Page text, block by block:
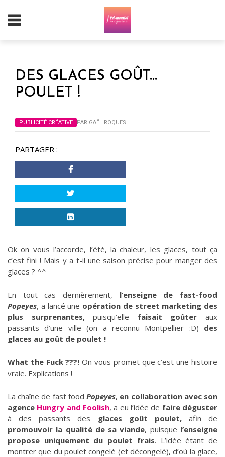
DES GLACES GOÛT…
POULET !
PUBLICITÉ CRÉATIVE PAR GAËL ROQUES
PARTAGER :
Ok on vous l’accorde, l’été, la chaleur, les glaces, tout ça
c’est fini ! Mais y a t-il une saison précise pour manger des
glaces ? ^^
En tout cas dernièrement, l’enseigne de fast-food
Popeyes, a lancé une opération de street marketing des
plus surprenantes,puisqu’elle faisait goûter aux
passants d’une ville (on a reconnu Montpellier :D) des
glaces au goût de poulet !
What the Fuck ???!On vous promet que c’est une histoire
vraie. Explications !
La chaîne de fast foodPopeyes, en collaboration avec son
agence Hungry and Foolish, a eu l’idée de faire déguster
à des passants des glaces goût poulet,afin de
promouvoir la qualité de sa viande, puisque l’enseigne
propose uniquement du poulet frais. L’idée étant de
montrer que du poulet congelé (et décongelé), d’où la glace,